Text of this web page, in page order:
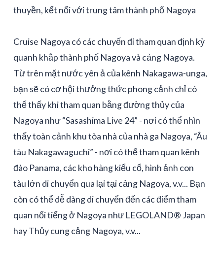
thuyền, kết nối với trung tâm thành phố Nagoya
Cruise Nagoya có các chuyến đi tham quan định kỳ
quanh khắp thành phố Nagoya và cảng Nagoya.
Từ trên mặt nước yên ả của kênh Nakagawa-unga,
bạn sẽ có cơ hội thưởng thức phong cảnh chỉ có
thể thấy khi tham quan bằng đường thủy của
Nagoya như “Sasashima Live 24” - nơi có thể nhìn
thấy toàn cảnh khu tòa nhà của nhà ga Nagoya, “Âu
tàu Nakagawaguchi” - nơi có thể tham quan kênh
đào Panama, các kho hàng kiểu cổ, hình ảnh con
tàu lớn di chuyển qua lại tại cảng Nagoya, v.v... Bạn
còn có thể dễ dàng di chuyển đến các điểm tham
quan nổi tiếng ở Nagoya như LEGOLAND® Japan
hay Thủy cung cảng Nagoya, v.v...